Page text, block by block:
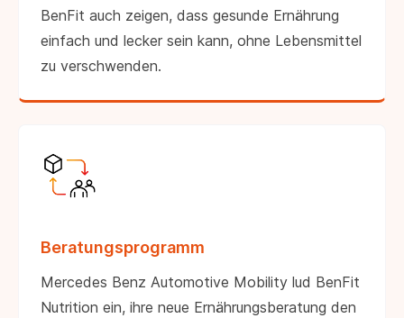
BenFit auch zeigen, dass gesunde Ernährung
einfach und lecker sein kann, ohne Lebensmittel
zu verschwenden.
Beratungsprogramm
Mercedes Benz Automotive Mobility lud BenFit
Nutrition ein, ihre neue Ernährungsberatung den